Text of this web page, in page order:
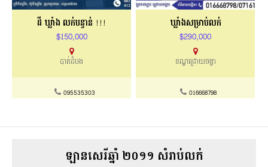
ដី ឃ្លាំង លក់បន្ទាន់ !!!
$150,000
បាត់ដំបង​
095535303
ឃ្លាំងសម្រាប់លក់
$290,000
ខណ្ឌជ្រោយចង្វា
016668798
ឡានសេរីឆ្នាំ ២០១១ សំរាប់លក់